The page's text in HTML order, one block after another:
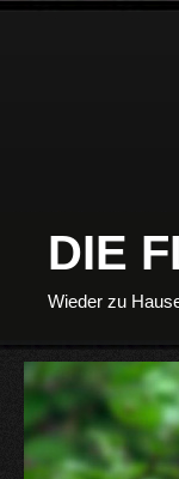
DIE
Wieder zu